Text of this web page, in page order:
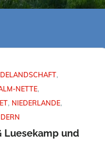
NETTE
NIEDERLANDE
Luesekamp und